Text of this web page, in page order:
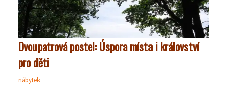
Dvoupatrová postel: Úspora místa i království
pro děti
nábytek